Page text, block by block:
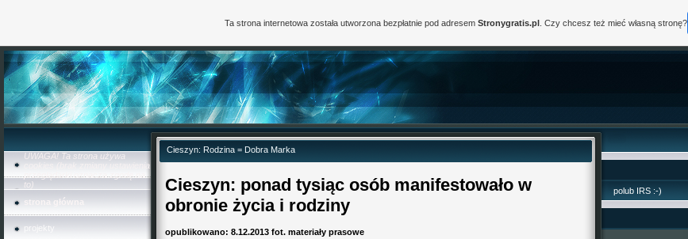
UWAGA! Ta strona używa
cookies (brak zmiany ustawienia
przeglądarki oznacza zgodę na
to)
strona główna
projekty
Cieszyn: Rodzina = Dobra Marka
Cieszyn: ponad tysiąc osób manifestowało w
obronie życia i rodziny
opublikowano: 8.12.2013 fot. materiały prasowe
polub IRS :-)
Ta strona internetowa została utworzona bezpłatnie pod adresem Stronygratis.pl. Czy chcesz też mieć własną stronę?